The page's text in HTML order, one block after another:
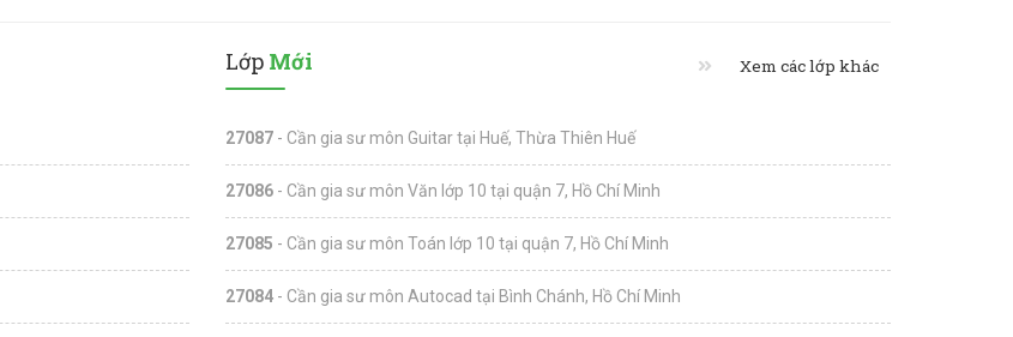
Lớp Mới Xem các lớp khác
27087 - Cần gia sư môn Guitar tại Huế, Thừa Thiên Huế
27086 - Cần gia sư môn Văn lớp 10 tại quận 7, Hồ Chí Minh
27085 - Cần gia sư môn Toán lớp 10 tại quận 7, Hồ Chí Minh
27084 - Cần gia sư môn Autocad tại Bình Chánh, Hồ Chí Minh